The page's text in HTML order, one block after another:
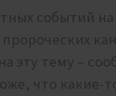
событий
эту тему –
что